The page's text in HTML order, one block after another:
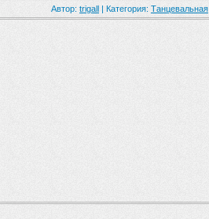
Автор: trigall | Категория: Танцевальная